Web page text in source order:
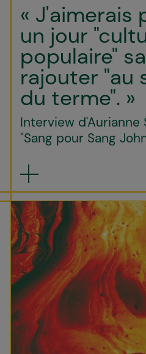
« J'aimerais
un jour
populaire"
rajouter "au
du terme". »
Interview d'Aurianne
"Sang pour Sang